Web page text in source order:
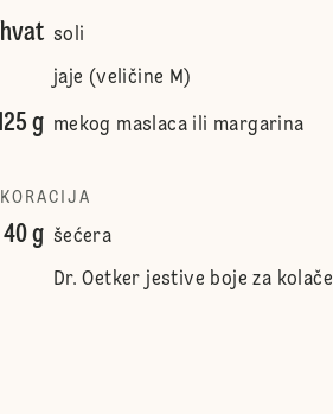
soli
jaje (veličine M)
g mekog maslaca ili margarina
g šećera
Dr. Oetker jestive boje za kolače